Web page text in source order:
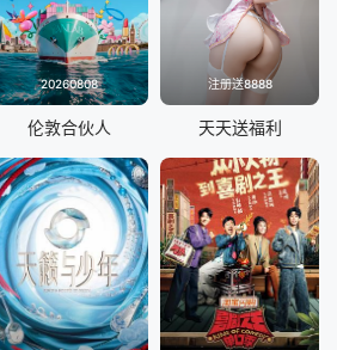
20260808
伦敦合伙人
注册送8888
天天送福利